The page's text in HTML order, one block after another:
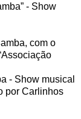
- Show
com o
- Show musical
por Carlinhos